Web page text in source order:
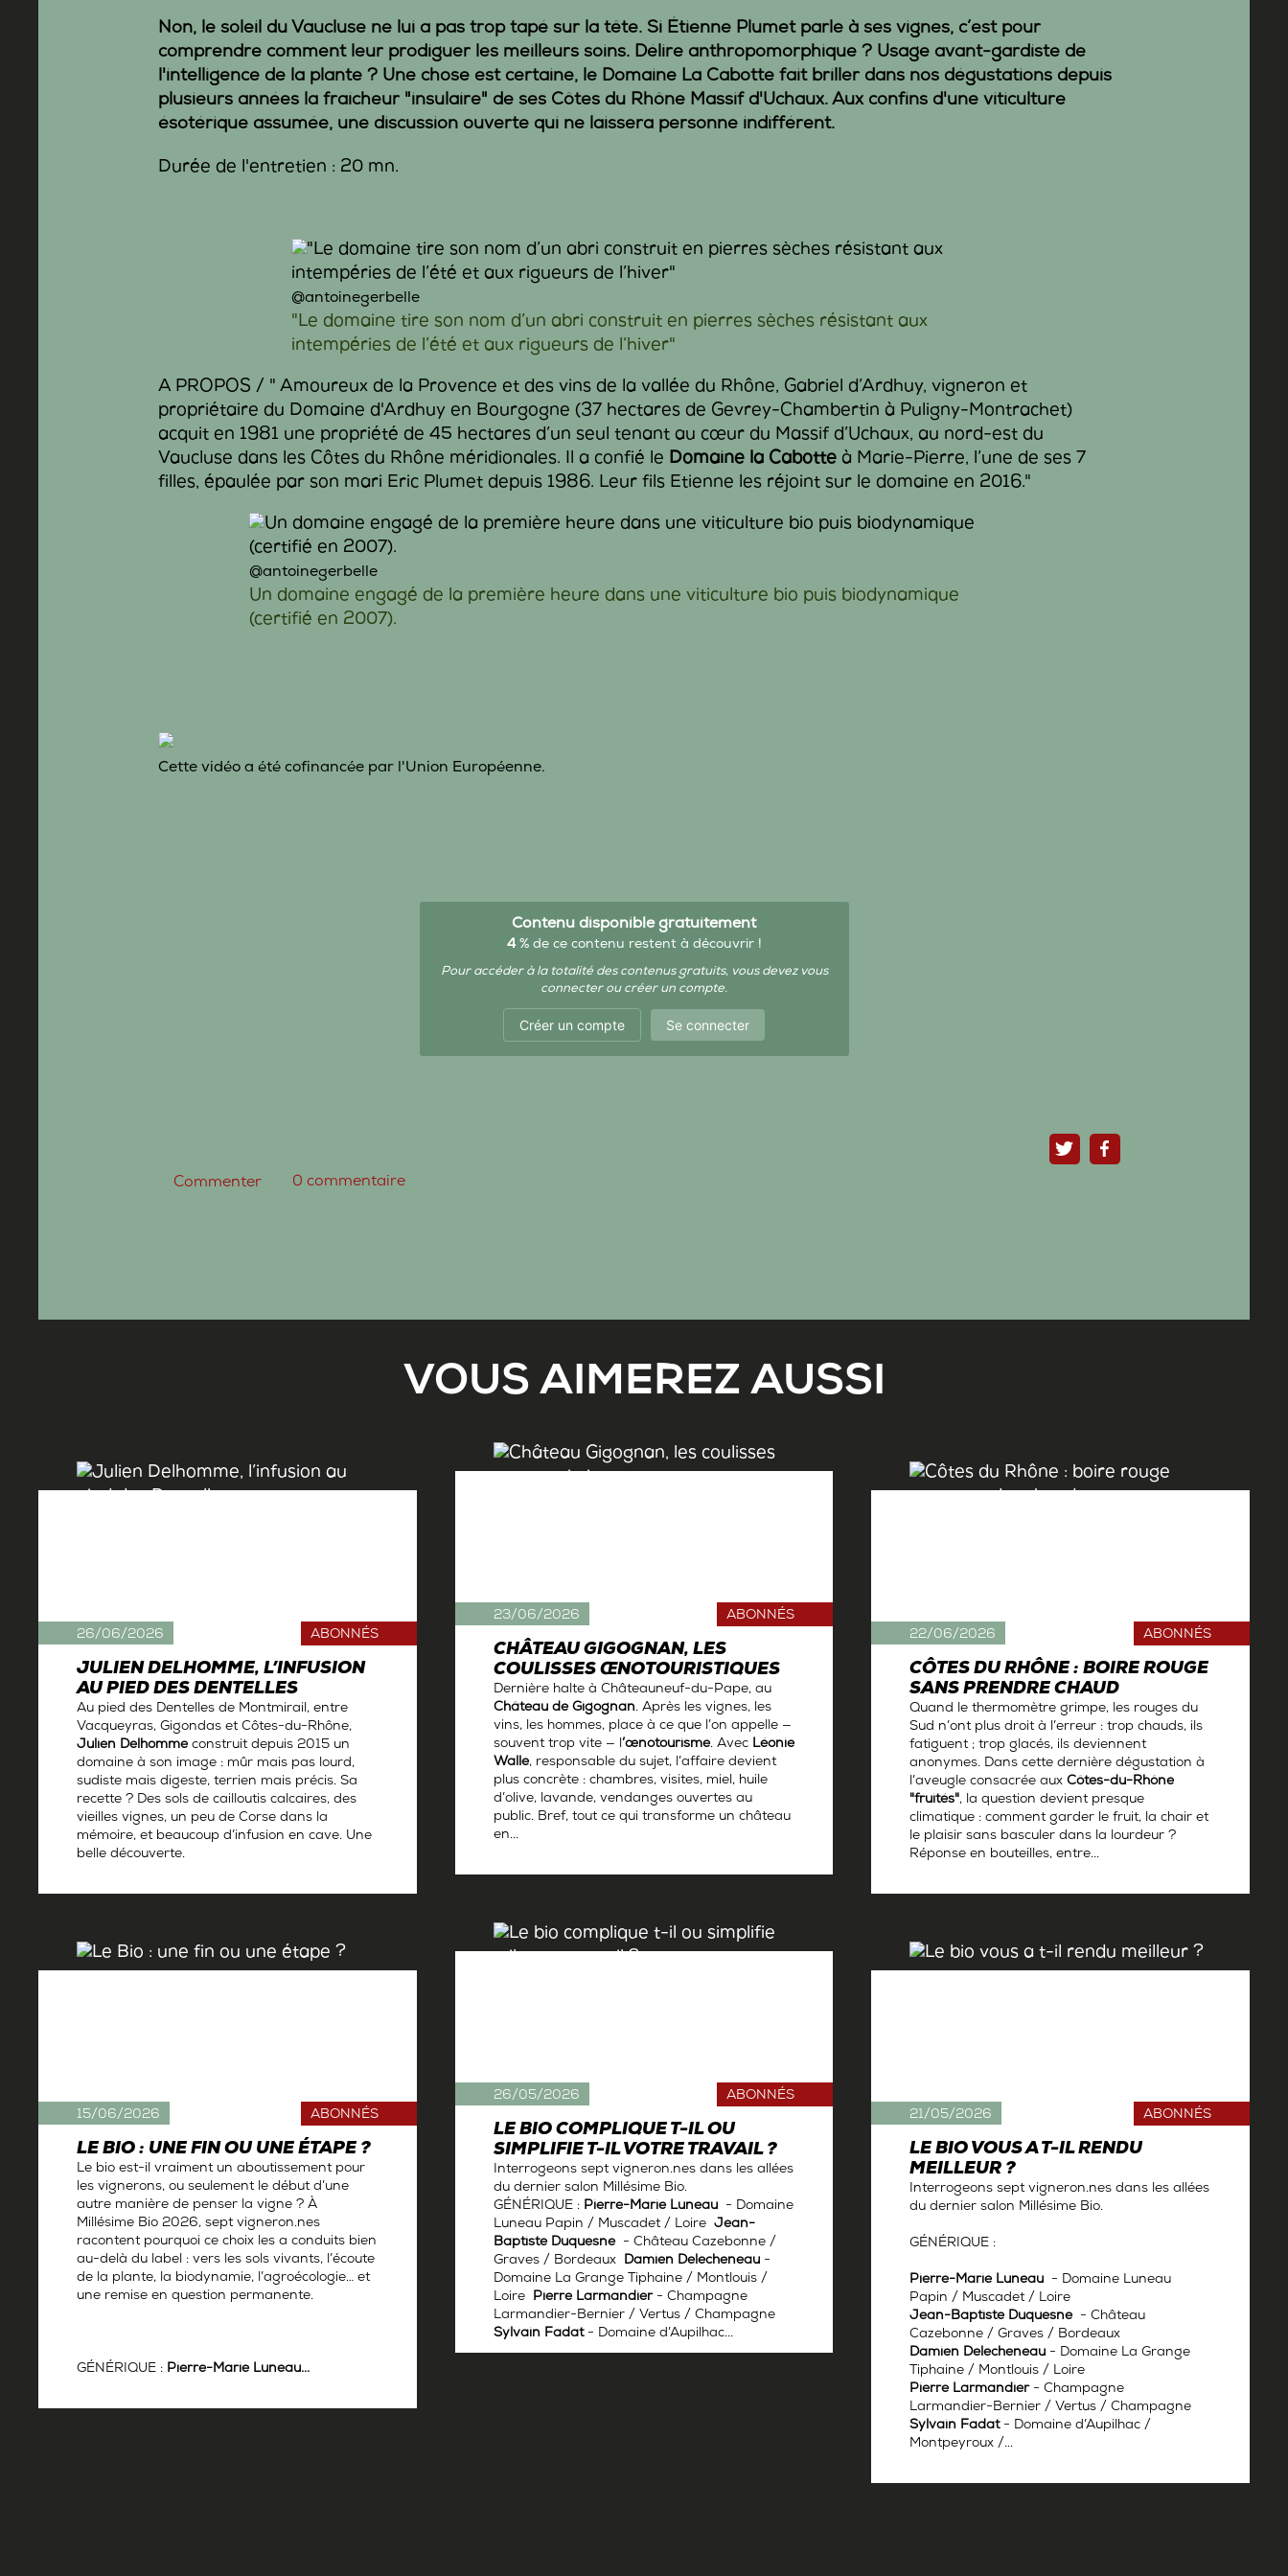
Non, le soleil du Vaucluse ne lui a pas trop tapé sur la tête. Si Étienne Plumetparle à ses vignes, c’est pour
comprendre comment leur prodiguer les meilleurs soins. Délire anthropomorphique ? Usage avant-gardiste de
l'intelligence de la plante ? Une chose est certaine, le Domaine La Cabotte fait briller dans nos dégustations depuis
plusieurs années la fraîcheur "insulaire" de ses Côtes du Rhône Massif d'Uchaux. Aux confins d'une viticulture
ésotérique assumée, une discussion ouverte qui ne laissera personne indifférent.
Durée de l'entretien : 20 mn.
@antoinegerbelle
"Le domaine tire son nom d’un abri construit en pierres sèches résistant aux
intempéries de l’été et aux rigueurs de l’hiver"
A PROPOS / " Amoureux de la Provence et des vins de la vallée du Rhône, Gabriel d’Ardhuy, vigneron et
propriétaire du Domaine d'Ardhuy en Bourgogne (37 hectares de Gevrey-Chambertin à Puligny-Montrachet)
acquit en 1981 une propriété de 45 hectares d’un seul tenant au cœur du Massif d’Uchaux, au nord-est du
Vaucluse dans les Côtes du Rhône méridionales. Il a confié le Domaine la Cabotte à Marie-Pierre, l’une de ses 7
filles, épaulée par son mari Eric Plumet depuis 1986. Leur fils Etienne les réjoint sur le domaine en 2016."
@antoinegerbelle
Un domaine engagé de la première heure dans une viticulture bio puis biodynamique
(certifié en 2007).
Cette vidéo a été cofinancée par l'Union Européenne.
Contenu disponible gratuitement
4% de ce contenu restent à découvrir !
Pour accéder à la totalité des contenus gratuits, vous devez vous
connecter ou créer un compte.
Créer un compte Se connecter
0 commentaire
Commenter
VOUS AIMEREZ AUSSI
JULIEN DELHOMME, L’INFUSION
AU PIED DES DENTELLES
ABONNÉS
Au pied des Dentelles de Montmirail, entre
Vacqueyras, Gigondas et Côtes-du-Rhône,
Julien Delhommeconstruit depuis 2015 un
domaine à son image : mûr mais pas lourd,
sudiste mais digeste, terrien mais précis. Sa
recette ? Des sols de cailloutis calcaires, des
vieilles vignes, un peu de Corse dans la
mémoire, et beaucoup d’infusion en cave. Une
belle découverte.
26/06/2026
CHÂTEAU GIGOGNAN, LES
COULISSES ŒNOTOURISTIQUES
ABONNÉS
Dernière halte à Châteauneuf-du-Pape, au
Château de Gigognan. Après les vignes, les
vins, les hommes, place à ce que l’on appelle —
souvent trop vite — l’œnotourisme. Avec Léonie
Walle, responsable du sujet, l’affaire devient
plus concrète : chambres, visites, miel, huile
d’olive, lavande, vendanges ouvertes au
public. Bref, tout ce qui transforme un château
en...
23/06/2026
CÔTES DU RHÔNE : BOIRE ROUGE
SANS PRENDRE CHAUD
ABONNÉS
Quand le thermomètre grimpe, les rouges du
Sud n’ont plus droit à l’erreur : trop chauds, ils
fatiguent ; trop glacés, ils deviennent
anonymes. Dans cette dernière dégustation à
l’aveugle consacrée auxCôtes-du-Rhône
"fruités", la question devient presque
climatique : comment garder le fruit, la chair et
le plaisir sans basculer dans la lourdeur ?
Réponse en bouteilles, entre...
22/06/2026
LE BIO : UNE FIN OU UNE ÉTAPE ?
ABONNÉS
Le bio est-il vraiment un aboutissement pour
les vignerons, ou seulement le début d’une
autre manière de penser la vigne ? À
Millésime Bio 2026, sept vigneron.nes
racontent pourquoi ce choix les a conduits bien
au-delà du label : vers les sols vivants, l’écoute
de la plante, la biodynamie, l’agroécologie… et
une remise en question permanente.
GÉNÉRIQUE : Pierre-Marie Luneau...
15/06/2026
LE BIO COMPLIQUE T-IL OU
SIMPLIFIE T-IL VOTRE TRAVAIL ?
ABONNÉS
Interrogeons sept vigneron.nes dans les allées
du dernier salon Millésime Bio.
GÉNÉRIQUE : Pierre-Marie Luneau - Domaine
Luneau Papin / Muscadet / Loire Jean-
Baptiste Duquesne- Château Cazebonne /
Graves / Bordeaux Damien Delecheneau-
Domaine La Grange Tiphaine / Montlouis /
Loire Pierre Larmandier- Champagne
Larmandier-Bernier / Vertus / Champagne
Sylvain Fadat- Domaine d’Aupilhac...
26/05/2026
LE BIO VOUS A T-IL RENDU
MEILLEUR ?
ABONNÉS
Interrogeons sept vigneron.nes dans les allées
du dernier salon Millésime Bio.
GÉNÉRIQUE :
Pierre-Marie Luneau - Domaine Luneau
Papin / Muscadet / Loire
Jean-Baptiste Duquesne- Château
Cazebonne / Graves / Bordeaux
Damien Delecheneau - Domaine La Grange
Tiphaine / Montlouis / Loire
Pierre Larmandier- Champagne
Larmandier-Bernier / Vertus / Champagne
Sylvain Fadat- Domaine d’Aupilhac /
Montpeyroux /...
21/05/2026